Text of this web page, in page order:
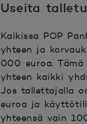
Useita
Kaikissa POP
yhteen ja
000 euroa.
yhteen kaikki
Jos tallettajalla
euroa ja
yhteensä vain